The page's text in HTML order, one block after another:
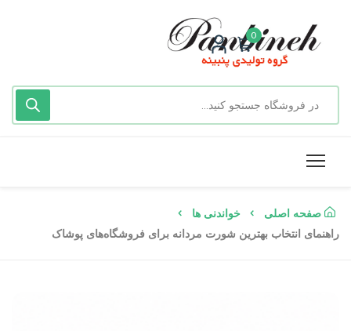
0
صفحه اصلی
خواندنی ها
راهنمای انتخاب بهترین شورت مردانه برای فروشگاه‌های پوشاک